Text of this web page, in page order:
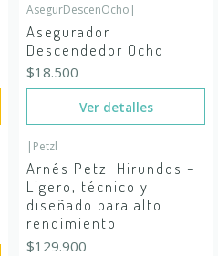
Agotado
AsegurDescenOcho |
Asegurador
Descendedor Ocho
$18.500
Ver detalles
| Petzl
Arnés Petzl Hirundos –
Ligero, técnico y
diseñado para alto
rendimiento
$129.900